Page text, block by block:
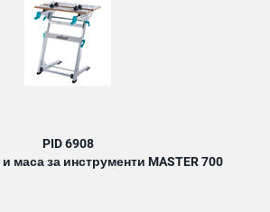
PID 6908
маса за инструменти MASTER 700